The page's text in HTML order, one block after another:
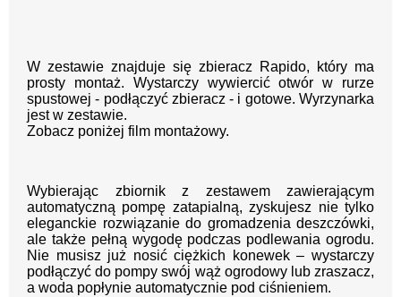
W zestawie znajduje się zbieracz Rapido, który ma
prosty montaż. Wystarczy wywiercić otwór w rurze
spustowej - podłączyć zbieracz - i gotowe. Wyrzynarka
jest w zestawie.
Zobacz poniżej film montażowy.
Wybierając zbiornik z zestawem zawierającym
automatyczną pompę zatapialną, zyskujesz nie tylko
eleganckie rozwiązanie do gromadzenia deszczówki,
ale także pełną wygodę podczas podlewania ogrodu.
Nie musisz już nosić ciężkich konewek – wystarczy
podłączyć do pompy swój wąż ogrodowy lub zraszacz,
a woda popłynie automatycznie pod ciśnieniem.